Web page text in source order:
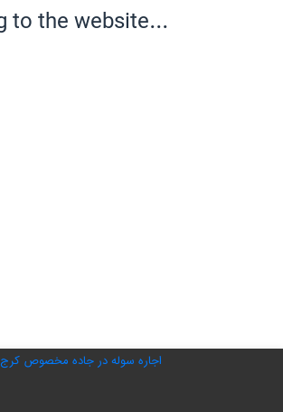
اجاره سوله در جاده مخصوص کرج